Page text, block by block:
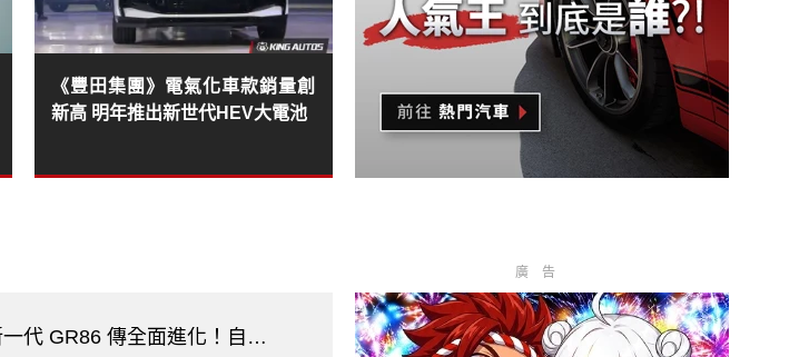
《豐田集團》電氣化車款銷量創
新高 明年推出新世代HEV大電池
合理車價?
代 GR86 傳全面進化！自主開發、300 匹馬力，性能再升級?
廣告